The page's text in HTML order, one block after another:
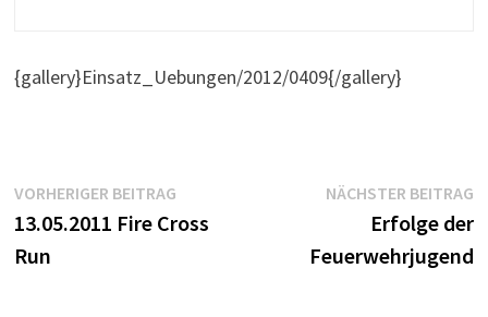
{gallery}Einsatz_Uebungen/2012/0409{/gallery}
Beitragsnavigation
VORHERIGER BEITRAGVorheriger
Beitrag:
13.05.2011 Fire Cross
Run
NÄCHSTER BEITRAG
Erfolge der
Feuerwehrjugend